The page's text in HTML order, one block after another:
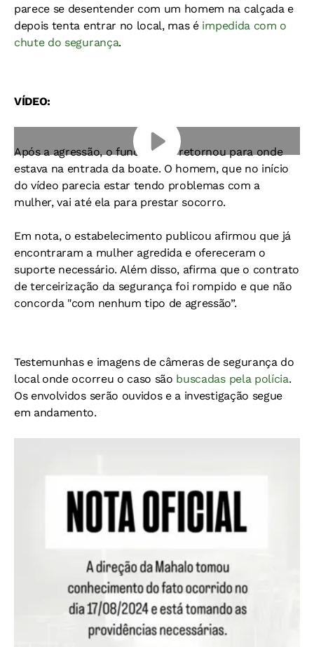
parece se desentender com um homem na calçada e
depois tenta entrar no local, mas é impedida com o
chute do segurança.
VÍDEO:
Após a agressão, o funcionário retornou para onde
estava na entrada da boate. O homem, que no início
do vídeo parecia estar tendo problemas com a
mulher, vai até ela para prestar socorro.
Em nota, o estabelecimento publicou afirmou que já
encontraram a mulher agredida e ofereceram o
suporte necessário. Além disso, afirma que o contrato
de terceirização da segurança foi rompido e que não
concorda "com nenhum tipo de agressão”.
Testemunhas e imagens de câmeras de segurança do
local onde ocorreu o caso são buscadas pela polícia.
Os envolvidos serão ouvidos e a investigação segue
em andamento.